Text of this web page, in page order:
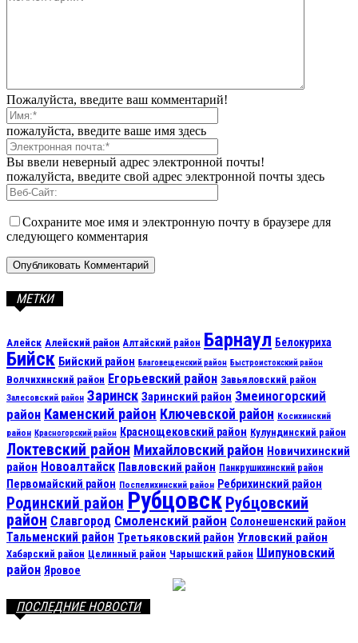
Пожалуйста, введите ваш комментарий!
пожалуйста, введите ваше имя здесь
Вы ввели неверный адрес электронной почты!
пожалуйста, введите свой адрес электронной почты здесь
Сохраните мое имя и электронную почту в браузере для
следующего комментария
МЕТКИ
Алейск Алейский район Алтайский район Барнаул Белокуриха
Бийск Бийский район Благовещенский район Быстроистокский район
Волчихинский район Егорьевский район Завьяловский район
Залесовский район Заринск Заринский район Змеиногорский
район Каменский район Ключевской район Косихинский
район Красногорский район Краснощековский район Кулундинский район
Локтевский район Михайловский район Новичихинский
район Новоалтайск Павловский район Панкрушихинский район
Первомайский район Поспелихинский район Ребрихинский район
Родинский район Рубцовск Рубцовский
район Славгород Смоленский район Солонешенский район
Тальменский район Третьяковский район Угловский район
Хабарский район Целинный район Чарышский район Шипуновский
район Яровое
ПОСЛЕДНИЕ НОВОСТИ